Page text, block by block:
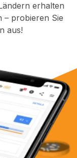
erhalten
– probieren Sie
aus!